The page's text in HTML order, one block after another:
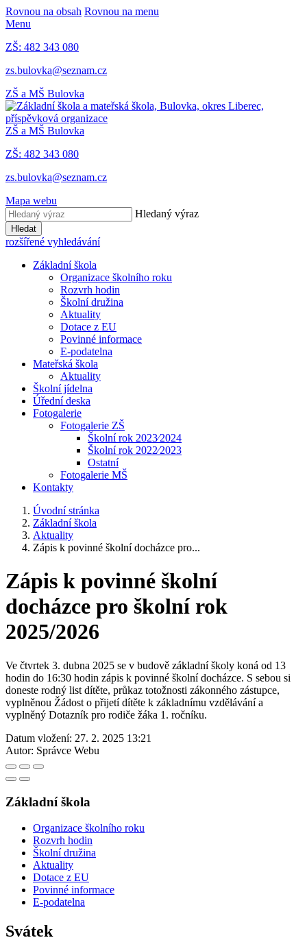
Rovnou na obsah Rovnou na menu
Menu
ZŠ: 482 343 080
zs.bulovka@seznam.cz
ZŠ a MŠ Bulovka
ZŠ a MŠ Bulovka
ZŠ: 482 343 080
zs.bulovka@seznam.cz
Mapa webu
Hledaný výraz
Hledat
rozšířené vyhledávání
Základní škola
Organizace školního roku
Rozvrh hodin
Školní družina
Aktuality
Dotace z EU
Povinné informace
E-podatelna
Mateřská škola
Aktuality
Školní jídelna
Úřední deska
Fotogalerie
Fotogalerie ZŠ
Školní rok 2023⁄2024
Školní rok 2022⁄2023
Ostatní
Fotogalerie MŠ
Kontakty
Úvodní stránka
Základní škola
Aktuality
Zápis k povinné školní docházce pro...
Zápis k povinné školní
docházce pro školní rok
2025/2026
Ve čtvrtek 3. dubna 2025 se v budově základní školy koná od 13
hodin do 16:30 hodin zápis k povinné školní docházce. S sebou si
doneste rodný list dítěte, průkaz totožnosti zákonného zástupce,
vyplněnou Žádost o přijetí dítěte k základnímu vzdělávání a
vyplněný Dotazník pro rodiče žáka 1. ročníku.
Datum vložení: 27. 2. 2025 13:21
Autor: Správce Webu
Základní škola
Organizace školního roku
Rozvrh hodin
Školní družina
Aktuality
Dotace z EU
Povinné informace
E-podatelna
Svátek